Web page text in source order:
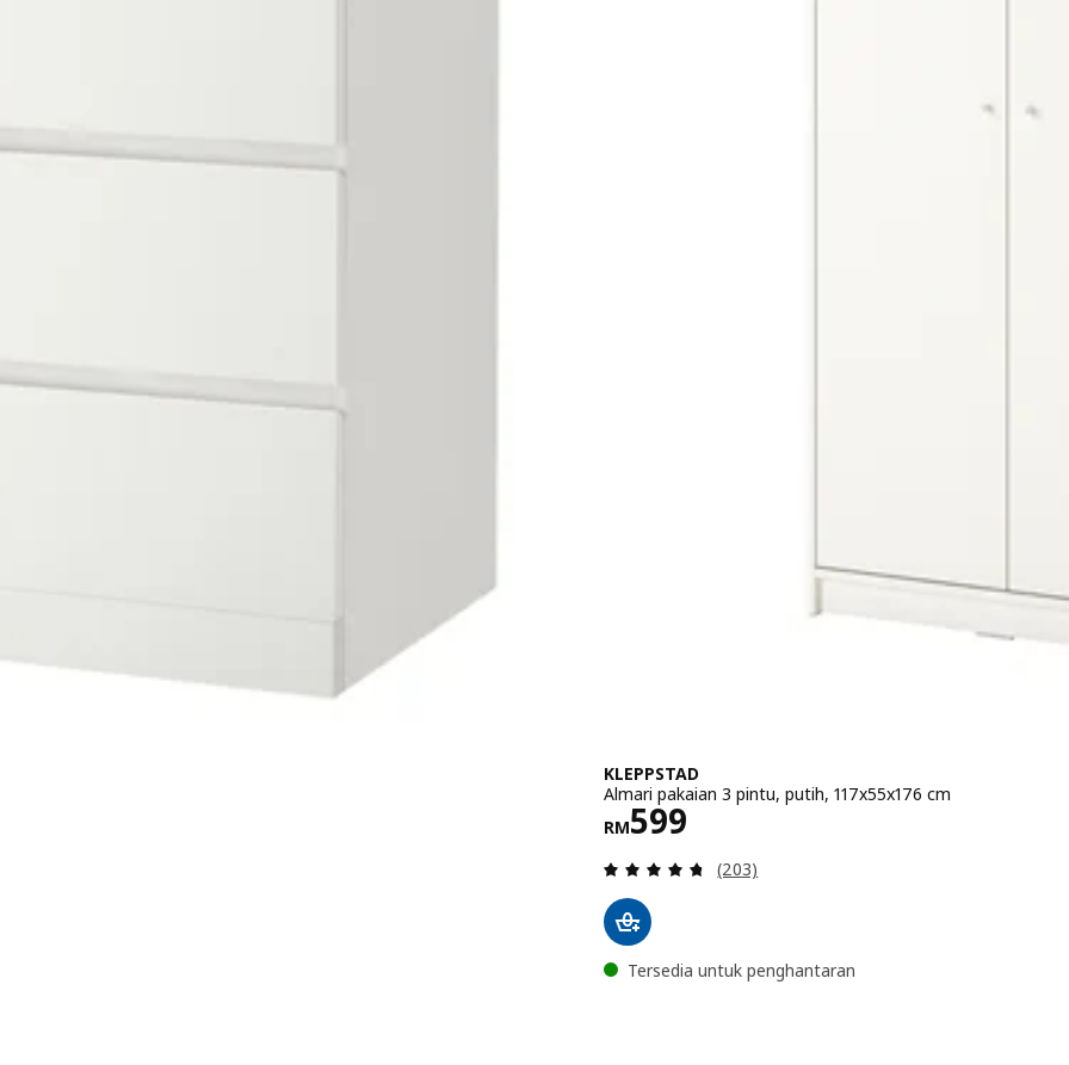
KLEPPSTAD
Almari pakaian 3 pintu, putih, 117x55x176 cm
RM599
Harga RM 599
Ulasan: 4.7 daripada 5 bintang. Jumlah
(203)
Tersedia untuk penghantaran